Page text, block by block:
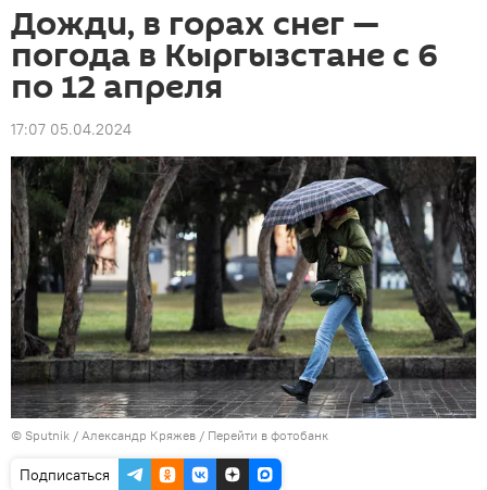
Дожди, в горах снег —
погода в Кыргызстане с 6
по 12 апреля
17:07 05.04.2024
© Sputnik / Александр Кряжев / Перейти в фотобанк
Подписаться